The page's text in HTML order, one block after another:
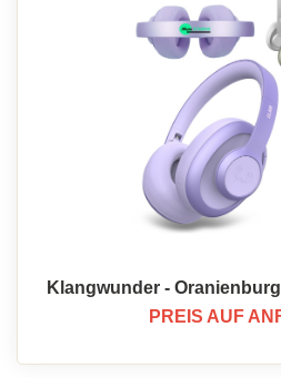
Klangwunder - Oranienburg
PREIS AUF